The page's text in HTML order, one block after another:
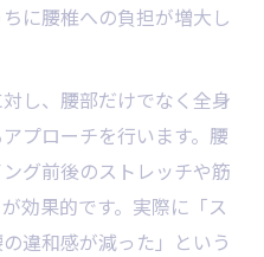
に腰椎への負担が増大し
し、腰部だけでなく全身
プローチを行います。腰
グ前後のストレッチや筋
効果的です。実際に「ス
違和感が減った」という